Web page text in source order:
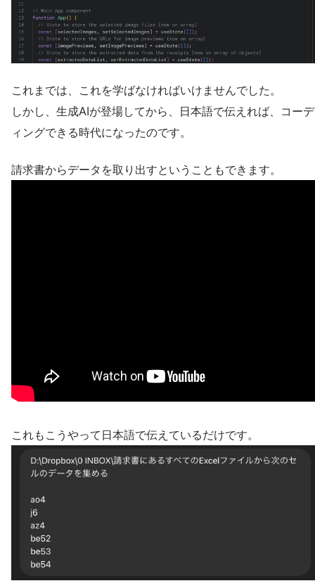
これまでは、これを学ばなければいけませんでした。
しかし、生成AIが登場してから、日本語で伝えれば、コーデ
ィングできる時代になったのです。
請求書からデータを取り出すということもできます。
これもこうやって日本語で伝えているだけです。